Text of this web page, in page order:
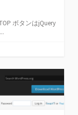
ボタンはjQuery